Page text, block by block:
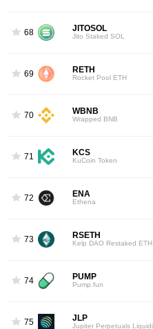
68 JITOSOL
Jito Staked SOL
69 RETH
Rocket Pool ETH
70 WBNB
Wrapped BNB
71 KCS
KuCoin Token
72 ENA
Ethena
73 RSETH
Kelp DAO Restaked ETH
74 PUMP
Pump.fun
75 JLP